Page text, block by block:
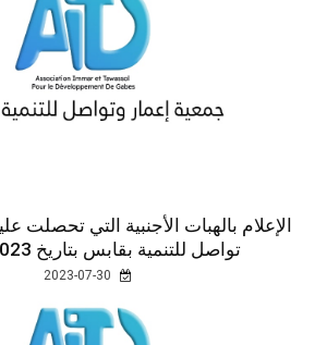
الإعلام بالهبات الأجنبية التي تحصلت
تواصل للتنمية بقابس بتاريخ 14/07/2023.